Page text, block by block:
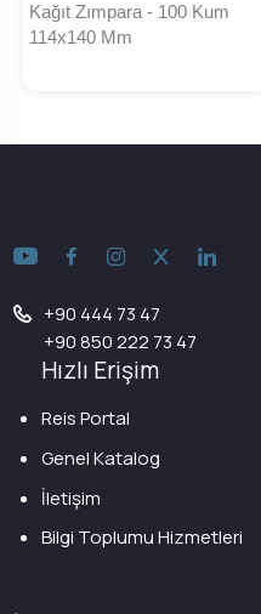
Kağıt Zımpara - 100 Kum
114x140 Mm
+90 444 73 47
+90 850 222 73 47
Hızlı Erişim
Reis Portal
Genel Katalog
İletişim
Bilgi Toplumu Hizmetleri